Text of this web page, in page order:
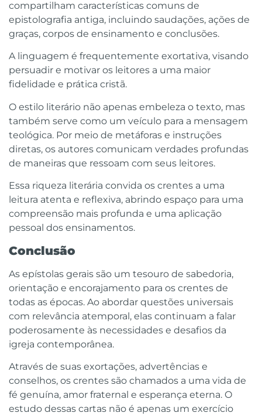
compartilham características comuns de
epistolografia antiga, incluindo saudações, ações de
graças, corpos de ensinamento e conclusões.
A linguagem é frequentemente exortativa, visando
persuadir e motivar os leitores a uma maior
fidelidade e prática cristã.
O estilo literário não apenas embeleza o texto, mas
também serve como um veículo para a mensagem
teológica. Por meio de metáforas e instruções
diretas, os autores comunicam verdades profundas
de maneiras que ressoam com seus leitores.
Essa riqueza literária convida os crentes a uma
leitura atenta e reflexiva, abrindo espaço para uma
compreensão mais profunda e uma aplicação
pessoal dos ensinamentos.
Conclusão
As epístolas gerais são um tesouro de sabedoria,
orientação e encorajamento para os crentes de
todas as épocas. Ao abordar questões universais
com relevância atemporal, elas continuam a falar
poderosamente às necessidades e desafios da
igreja contemporânea.
Através de suas exortações, advertências e
conselhos, os crentes são chamados a uma vida de
fé genuína, amor fraternal e esperança eterna. O
estudo dessas cartas não é apenas um exercício